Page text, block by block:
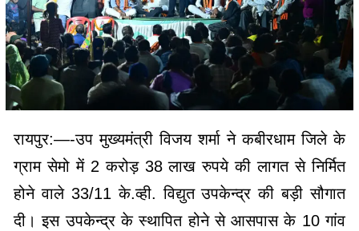
रायपुर:—-उप मुख्यमंत्री विजय शर्मा ने कबीरधाम जिले के
ग्राम सेमो में 2 करोड़ 38 लाख रुपये की लागत से निर्मित
होने वाले 33/11 के.व्ही. विद्युत उपकेन्द्र की बड़ी सौगात
दी। इस उपकेन्द्र के स्थापित होने से आसपास के 10 गांव